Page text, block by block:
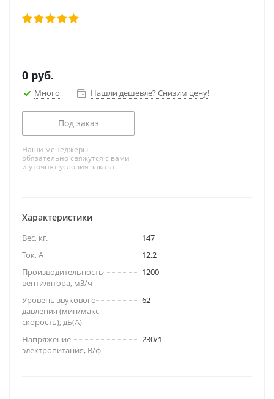
0 руб.
Много Нашли дешевле? Снизим цену!
Под заказ
Наши менеджеры
обязательно свяжутся с вами
и уточнят условия заказа
Характеристики
Вес, кг.
147
Ток, А
12,2
Производительность
вентилятора, м3/ч
1200
Уровень звукового
давления (мин/макс
скорость), дБ(A)
62
Напряжение
электропитания, В/ф
230/1